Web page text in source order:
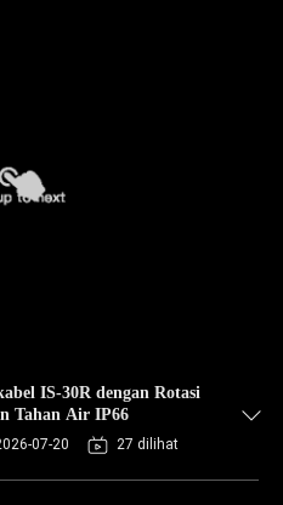
IS-30R dengan Rotasi
Tahan Air IP66
07-20 27 dilihat